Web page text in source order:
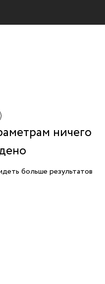
ничего
больше результатов